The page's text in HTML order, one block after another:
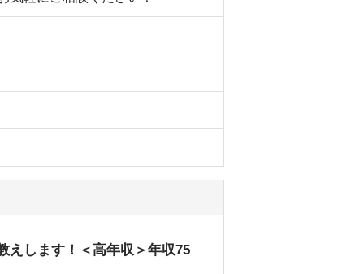
します！＜高年収＞年収75